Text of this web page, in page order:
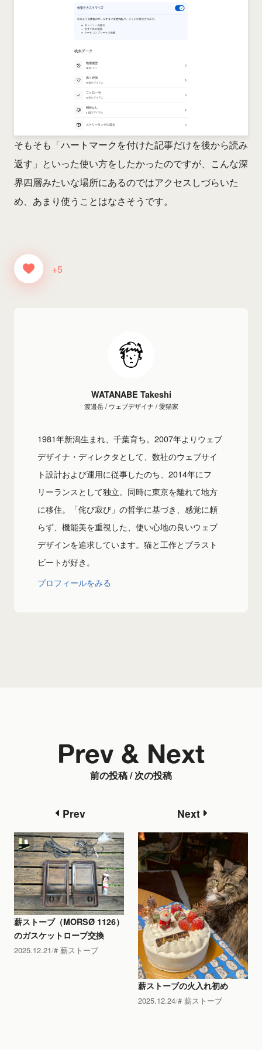
そもそも「ハートマークを付けた記事だけを後から読み
返す」といった使い方をしたかったのですが、こんな深
界四層みたいな場所にあるのではアクセスしづらいた
め、あまり使うことはなさそうです。
+5
WATANABE Takeshi
渡邉岳 / ウェブデザイナ / 愛猫家
1981年新潟生まれ、千葉育ち。2007年よりウェブ
デザイナ・ディレクタとして、数社のウェブサイ
ト設計および運用に従事したのち、2014年にフ
リーランスとして独立。同時に東京を離れて地方
に移住。「侘び寂び」の哲学に基づき、感覚に頼
らず、機能美を重視した、使い心地の良いウェブ
デザインを追求しています。猫と工作とブラスト
ビートが好き。
プロフィールをみる
前の投稿 / 次の投稿
Prev & Next
Prev
薪ストーブ（MORSØ 1126）
のガスケットロープ交換
2025.12.21 薪ストーブ
Next
薪ストーブの火入れ初め
2025.12.24 薪ストーブ